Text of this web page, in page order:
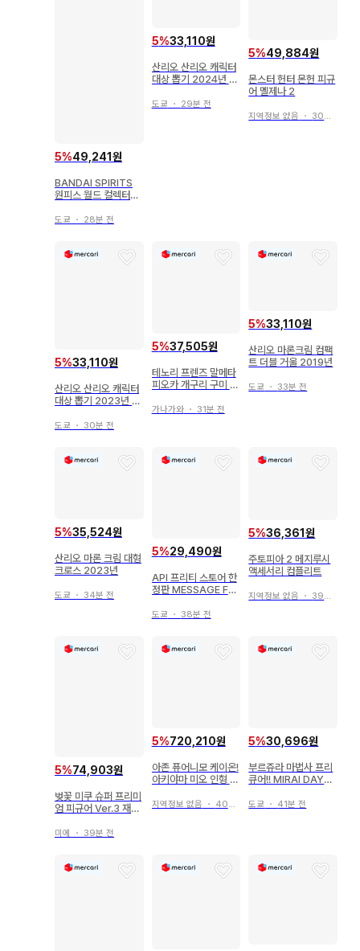
5%49,241원
BANDAI SPIRITS
원피스 월드 컬렉터블
오다 에이치로 작화 대
도쿄 ・ 28분 전
5%33,110원
산리오 산리오 캐릭터
대상 뽑기 2024년 9
로케로피
도쿄 ・ 29분 전
5%49,884원
몬스터 헌터 몬헌 피규
어 멜제나 2
지역정보 없음 ・ 30분 전
5%33,110원
산리오 산리오 캐릭터
대상 뽑기 2023년 9
도쿄 ・ 30분 전
5%37,505원
테노리 프렌즈 말메타
피오카 개구리 구미 개
품 완구
가나가와・ 31분 전
5%33,110원
산리오 마론크림 컴팩
트 더블 거울 2019년
도쿄 ・ 33분 전
5%35,524원
산리오 마론 크림 대형
크로스 2023년
도쿄 ・ 34분 전
5%29,490원
API 프리티 스토어 한
정판 MESSAGE FO
도쿄 ・ 38분 전
5%36,361원
주토피아 2 메지루시
액세서리 컴플리트
지역정보 없음 ・ 39분 전
5%74,903원
벚꽃 미쿠 슈퍼 프리미
엄 피규어 Ver.3 재도
미에 ・ 39분 전
5%720,210원
아존 퓨어니모 케이온!
아키야마 미오 인형 피
지역정보 없음 ・ 40분 전
5%30,696원
부르쥬라 마법사 프리
큐어!! MIRAI DAYS
요이 리코
도쿄 ・ 41분 전